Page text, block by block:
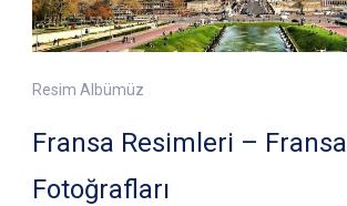
Resim Albümüz
Fransa Resimleri – Fransa
Fotoğrafları